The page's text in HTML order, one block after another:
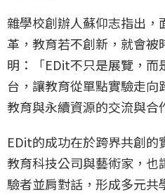
雜學校創辦人蘇仰志指出，
革，教育若不創新，就會被
明：「EDit不只是展覽，而
台，讓教育從單點實驗走
教育與永續資源的交流與合
EDit的成功在於跨界共創的
教育科技公司與藝術家，也
驗者並肩對話，形成多元